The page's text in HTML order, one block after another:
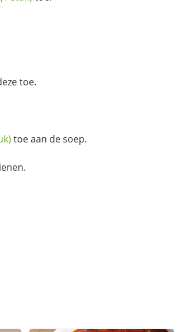
toe.
toe aan de soep.